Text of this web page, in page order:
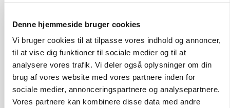
Denne hjemmeside bruger cookies
Vi bruger cookies til at tilpasse vores indhold og annoncer,
til at vise dig funktioner til sociale medier og til at
analysere vores trafik. Vi deler også oplysninger om din
brug af vores website med vores partnere inden for
sociale medier, annonceringspartnere og analysepartnere.
Vores partnere kan kombinere disse data med andre
MARKEDSFOKUS
Prisgab på 20 kroner pr. kg vokser: Polsk kylling
presser markedet
Annonce